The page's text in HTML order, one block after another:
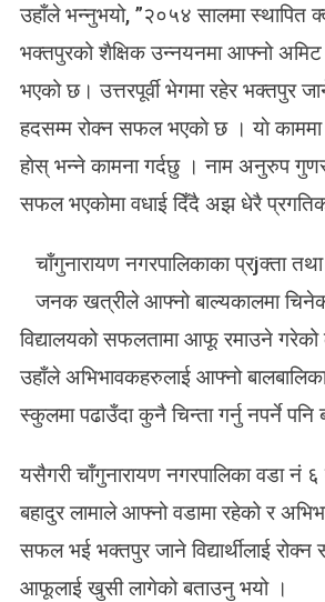
उहाँले भन्नुभयो, ”२०५४ सालमा स्थापित
भक्तपुरको शैक्षिक उन्नयनमा आफ्नो
भएको छ। उत्तरपूर्वी भेगमा रहेर भक्तपुर जाने
हदसम्म रोक्न सफल भएकाे छ । याे
हाेस् भन्ने कामना गर्दछु । नाम अनुरुप
सफल भएकोमा वधाई दिँदै अझ धेरै
चाँगुनारायण नगरपालिकाका प्रjक्ता
जनक खत्रीले आफ्नो बाल्यकालमा
विद्यालयको सफलतामा आफू रमाउने गरेको
उहाँले अभिभावकहरुलाई आफ्नो
स्कुलमा पढाउँदा कुनै चिन्ता गर्नु नपर्ने पनि
यसैगरी चाँगुनारायण नगरपालिका वडा नं
बहादुर लामाले आफ्नो वडामा रहेको र
सफल भई भक्तपुर जाने विद्यार्थीलाई
आफूलाई खुसी लागेको बताउनु भयो ।